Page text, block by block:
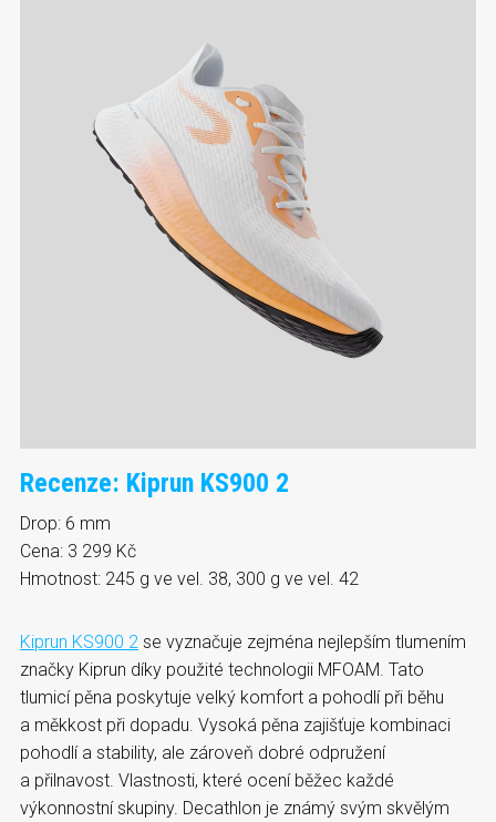
Recenze: Kiprun KS900 2
Drop: 6 mm
Cena: 3 299 Kč
Hmotnost: 245 g ve vel. 38, 300 g ve vel. 42
Kiprun KS900 2 se vyznačuje zejména nejlepším tlumením
značky Kiprun díky použité technologii MFOAM. Tato
tlumicí pěna poskytuje velký komfort a pohodlí při běhu
a měkkost při dopadu. Vysoká pěna zajišťuje kombinaci
pohodlí a stability, ale zároveň dobré odpružení
a přilnavost. Vlastnosti, které ocení běžec každé
výkonnostní skupiny. Decathlon je známý svým skvělým